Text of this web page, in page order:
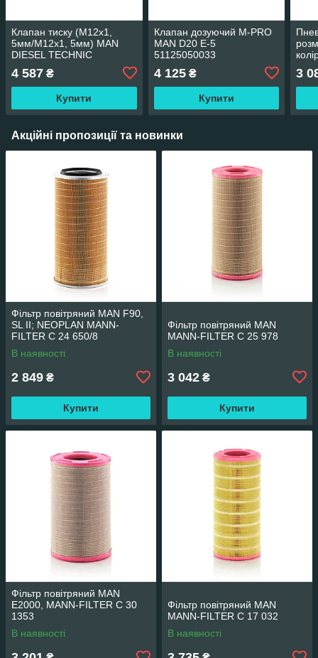
Клапан тиску (M12x1,
5мм/M12x1, 5мм) MAN
DIESEL TECHNIC
4 587 ₴
Купити
Клапан дозуючий M-PRO
MAN D20 E-5
51125050033
4 125₴
Купити
3
Акційні пропозиції та новинки
Фільтр повітряний MAN F90,
SL II; NEOPLAN MANN-
FILTER C 24 650/8
В наявності
2 849 ₴
Купити
Фільтр повітряний MAN
MANN-FILTER C 25 978
В наявності
3 042 ₴
Купити
Фільтр повітряний MAN
E2000, MANN-FILTER C 30
1353
В наявності
Фільтр повітряний MAN
MANN-FILTER C 17 032
В наявності